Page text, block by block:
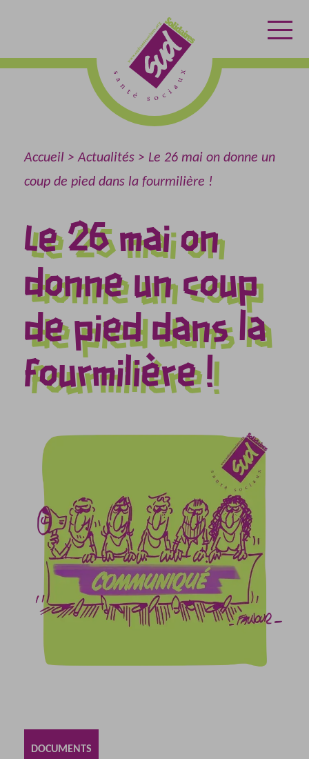
contenu
menu
l'accueil
Accueil Actualités
Le 26 mai on donne un
coup de pied dans la fourmilière !
Le 26 mai on
donne un coup
de pied dans la
fourmilière !
DOCUMENTS